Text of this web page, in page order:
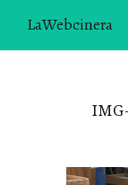
LaWebcinera
CONTACTO